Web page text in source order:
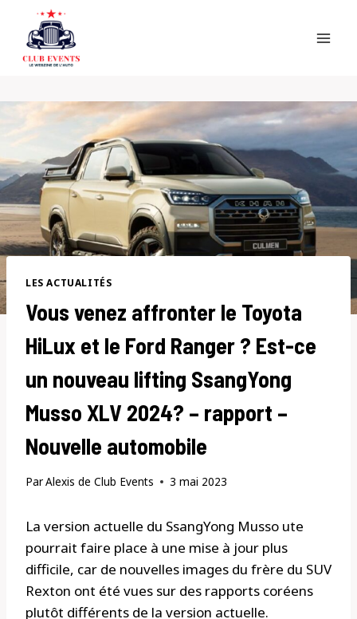
content
LES ACTUALITÉS
Vous venez affronter le Toyota
HiLux et le Ford Ranger ? Est-ce
un nouveau lifting SsangYong
Musso XLV 2024? – rapport –
Nouvelle automobile
ParAlexis de Club Events 3 mai 2023
La version actuelle du SsangYong Musso ute
pourrait faire place à une mise à jour plus
difficile, car de nouvelles images du frère du SUV
Rexton ont été vues sur des rapports coréens
plutôt différents de la version actuelle.